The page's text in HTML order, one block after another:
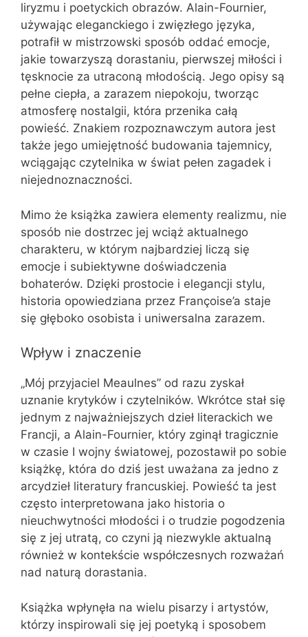
liryzmu i poetyckich obrazów. Alain-Fournier,
używając eleganckiego i zwięzłego języka,
potrafił w mistrzowski sposób oddać emocje,
jakie towarzyszą dorastaniu, pierwszej miłości i
tęsknocie za utraconą młodością. Jego opisy są
pełne ciepła, a zarazem niepokoju, tworząc
atmosferę nostalgii, która przenika całą
powieść. Znakiem rozpoznawczym autora jest
także jego umiejętność budowania tajemnicy,
wciągając czytelnika w świat pełen zagadek i
niejednoznaczności.
Mimo że książka zawiera elementy realizmu, nie
sposób nie dostrzec jej wciąż aktualnego
charakteru, w którym najbardziej liczą się
emocje i subiektywne doświadczenia
bohaterów. Dzięki prostocie i elegancji stylu,
historia opowiedziana przez Françoise’a staje
się głęboko osobista i uniwersalna zarazem.
Wpływ i znaczenie
„Mój przyjaciel Meaulnes” od razu zyskał
uznanie krytyków i czytelników. Wkrótce stał się
jednym z najważniejszych dzieł literackich we
Francji, a Alain-Fournier, który zginął tragicznie
w czasie I wojny światowej, pozostawił po sobie
książkę, która do dziś jest uważana za jedno z
arcydzieł literatury francuskiej. Powieść ta jest
często interpretowana jako historia o
nieuchwytności młodości i o trudzie pogodzenia
się z jej utratą, co czyni ją niezwykle aktualną
również w kontekście współczesnych rozważań
nad naturą dorastania.
Książka wpłynęła na wielu pisarzy i artystów,
którzy inspirowali się jej poetyką i sposobem